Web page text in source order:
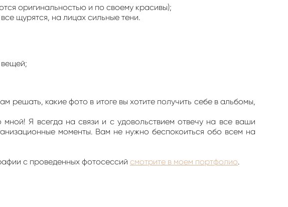
оригинальностью и по своему красивы);
щурятся, на лицах сильные тени.
какие фото в итоге вы хотите получить себе в альбомы,
Я всегда на связи и с удовольствием отвечу на все ваши
моменты. Вам не нужно беспокоиться обо всем на
с проведенных фотосессий смотрите в моем портфолио.